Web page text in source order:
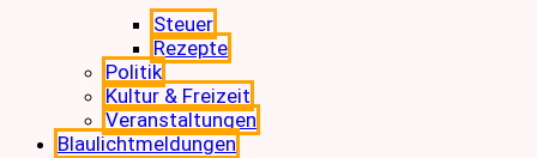
Steuer
Rezepte
Politik
Kultur & Freizeit
Veranstaltungen
Blaulichtmeldungen